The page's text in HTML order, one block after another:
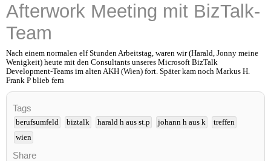
Afterwork Meeting mit BizTalk-
Team
Nach einem normalen elf Stunden Arbeitstag, waren wir (Harald, Jonny meine
Wenigkeit) heute mit den Consultants unseres Microsoft BizTalk
Development-Teams im alten AKH (Wien) fort. Später kam noch Markus H.
Frank P blieb fern
Tags
berufsumfeld biztalk harald h aus st.p johann h aus k
treffen
wien
Share